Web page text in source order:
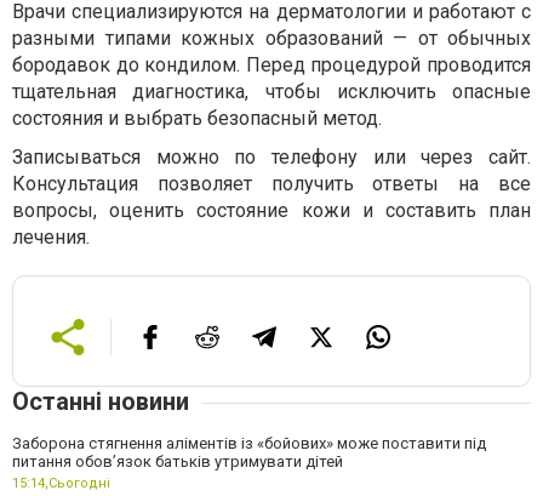
Врачи специализируются на дерматологии и работают с
разными типами кожных образований — от обычных
бородавок до кондилом. Перед процедурой проводится
тщательная диагностика, чтобы исключить опасные
состояния и выбрать безопасный метод.
Записываться можно по телефону или через сайт.
Консультация позволяет получить ответы на все
вопросы, оценить состояние кожи и составить план
лечения.
Останні новини
Заборона стягнення аліментів із «бойових» може поставити під
питання обов’язок батьків утримувати дітей
15:14,Сьогодні